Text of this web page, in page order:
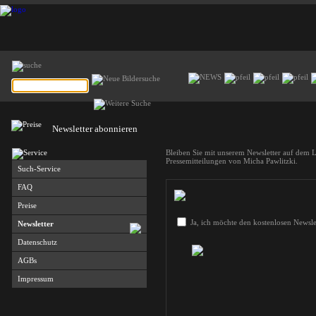
Newsletter abonnieren
Such-Service
FAQ
Preise
Newsletter
Datenschutz
AGBs
Impressum
Bleiben Sie mit unserem Newsletter auf
Pressemitteilungen von Micha Pawlitzki.
Ja, ich möchte den kostenlosen